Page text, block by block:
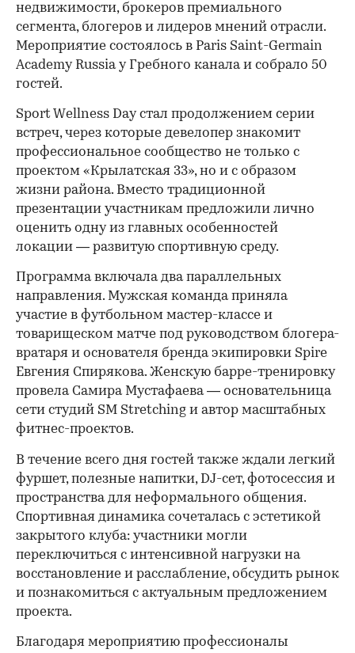
недвижимости, брокеров премиального
сегмента, блогеров и лидеров мнений отрасли.
Мероприятие состоялось в Paris Saint-Germain
Academy Russia у Гребного канала и собрало 50
гостей.
Sport Wellness Day стал продолжением серии
встреч, через которые девелопер знакомит
профессиональное сообщество не только с
проектом «Крылатская 33», но и с образом
жизни района. Вместо традиционной
презентации участникам предложили лично
оценить одну из главных особенностей
локации — развитую спортивную среду.
Программа включала два параллельных
направления. Мужская команда приняла
участие в футбольном мастер-классе и
товарищеском матче под руководством блогера-
вратаря и основателя бренда экипировки Spire
Евгения Спирякова. Женскую барре-тренировку
провела Самира Мустафаева — основательница
сети студий SM Stretching и автор масштабных
фитнес-проектов.
В течение всего дня гостей также ждали легкий
фуршет, полезные напитки, DJ-сет, фотосессия и
пространства для неформального общения.
Спортивная динамика сочеталась с эстетикой
закрытого клуба: участники могли
переключиться с интенсивной нагрузки на
восстановление и расслабление, обсудить рынок
и познакомиться с актуальным предложением
проекта.
Благодаря мероприятию профессионалы